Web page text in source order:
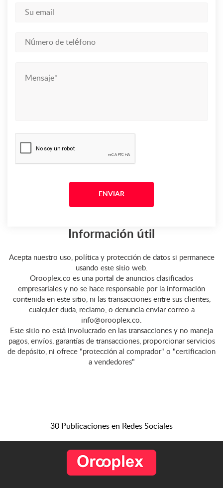
Información útil
Acepta nuestro uso, política y protección de datos si permanece
usando este sitio web.
Orooplex.co es una portal de anuncios clasificados
empresariales y no se hace responsable por la información
contenida en este sitio, ni las transacciones entre sus clientes,
cualquier duda, reclamo, o denuncia enviar correo a
info@orooplex.co.
Este sitio no está involucrado en las transacciones y no maneja
pagos, envíos, garantías de transacciones, proporcionar servicios
de depósito, ni ofrece "protección al comprador" o "certificacion
a vendedores"
30 Publicaciones en Redes Sociales